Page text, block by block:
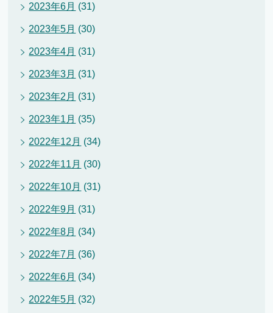
2023年6月 (31)
2023年5月 (30)
2023年4月 (31)
2023年3月 (31)
2023年2月 (31)
2023年1月 (35)
2022年12月 (34)
2022年11月 (30)
2022年10月 (31)
2022年9月 (31)
2022年8月 (34)
2022年7月 (36)
2022年6月 (34)
2022年5月 (32)